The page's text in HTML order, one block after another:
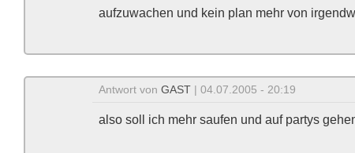
aufzuwachen und kein plan mehr von
Antwort von GAST | 04.07.2005 - 20:19
also soll ich mehr saufen und auf partys